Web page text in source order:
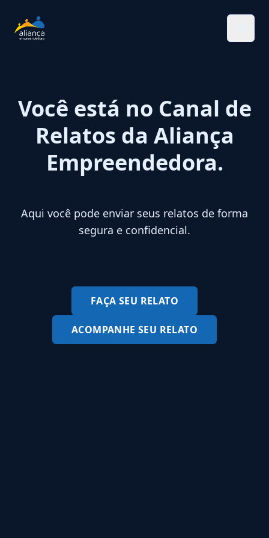
Você está no Canal de
Relatos da Aliança
Empreendedora.
Aqui você pode enviar seus relatos de forma
segura e confidencial.
FAÇA SEU RELATO
ACOMPANHE SEU RELATO